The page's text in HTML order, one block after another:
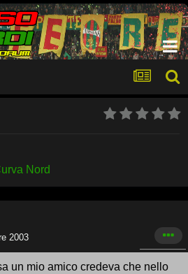
Nord
2003
un mio amico credeva che nello